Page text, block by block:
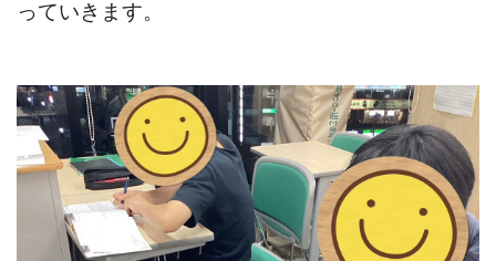
っていきます。